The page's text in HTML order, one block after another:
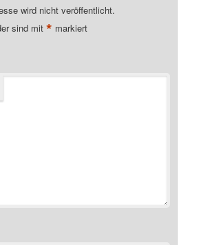
wird nicht veröffentlicht.
sind mit* markiert